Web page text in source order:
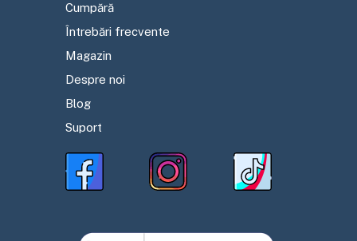
Cumpără
Întrebări frecvente
Magazin
Despre noi
Blog
Suport